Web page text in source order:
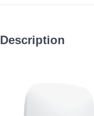
Description